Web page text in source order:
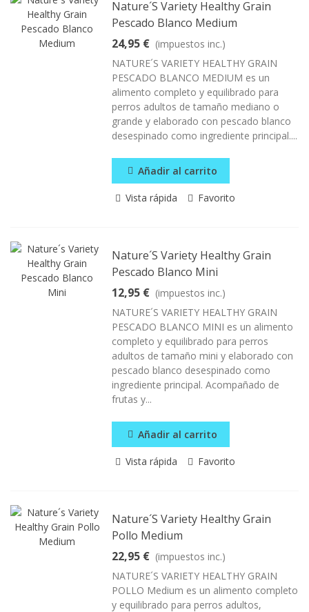
Nature´s Variety Healthy Grain
Pescado Blanco Medium
24,95 € (impuestos inc.)
NATURE´S VARIETY HEALTHY GRAIN
PESCADO BLANCO MEDIUM es un
alimento completo y equilibrado para
perros adultos de tamaño mediano o
grande y elaborado con pescado blanco
desespinado como ingrediente principal....
Añadir al carrito
Vista rápida Favorito
Nature´s Variety Healthy Grain
Pescado Blanco Mini
12,95 € (impuestos inc.)
NATURE´S VARIETY HEALTHY GRAIN
PESCADO BLANCO MINI es un alimento
completo y equilibrado para perros
adultos de tamaño mini y elaborado con
pescado blanco desespinado como
ingrediente principal. Acompañado de
frutas y...
Añadir al carrito
Vista rápida Favorito
Nature´s Variety Healthy Grain
Pollo Medium
22,95 € (impuestos inc.)
NATURE´S VARIETY HEALTHY GRAIN
POLLO Medium es un alimento completo
y equilibrado para perros adultos,